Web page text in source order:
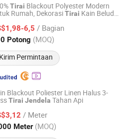
Tirai Blackout Polyester Modern
Rumah, DekorasiTirai Kain Beludru
Hogar 6,5 / Bagian
Potong (MOQ)
Kirim Permintaan
Instrument&Equipment
Harga mulai 2024
Blackout Poliester Linen Halus 3-
Tirai Jendela Tahan Api
/ Meter
Meter (MOQ)
Harga mulai 2025